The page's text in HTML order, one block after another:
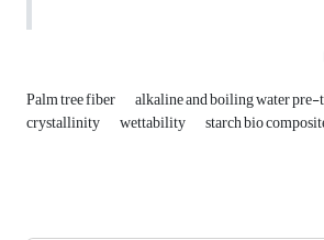
Palm tree fiber alkaline and boiling water
crystallinity wettability starch bio